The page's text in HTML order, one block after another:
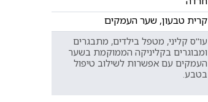
קרית טבעון, שער העמקים
עו"ס קליני, מטפל בילדים, מתבגרים
ומבוגרים בקליניקה הממוקמת בשער
העמקים עם אפשרות לשילוב טיפול
בטבע.